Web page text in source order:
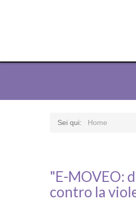
Sei qui: Home
"E-MOVEO:
contro la